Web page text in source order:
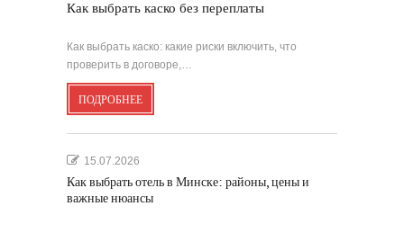
Как выбрать каско без переплаты
Как выбрать каско: какие риски включить, что
проверить в договоре,…
ПОДРОБНЕЕ
15.07.2026
Как выбрать отель в Минске: районы, цены и
важные нюансы